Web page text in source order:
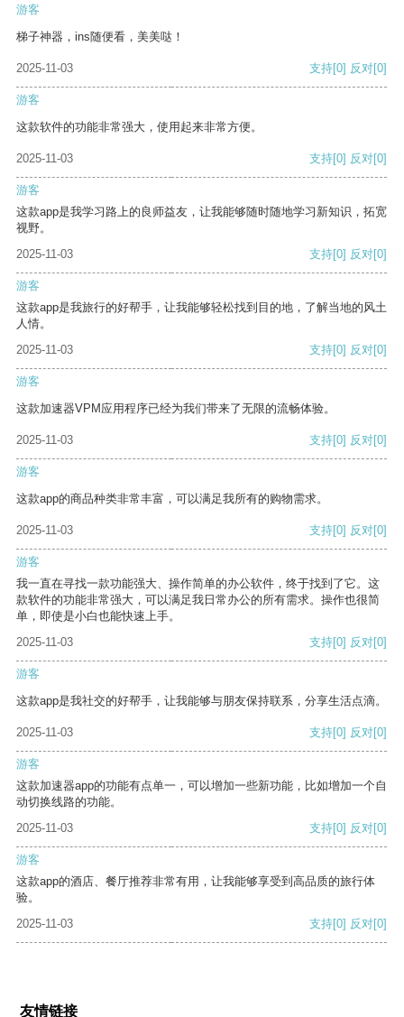
游客
梯子神器，ins随便看，美美哒！
2025-11-03 支持[0] 反对[0]
游客
这款软件的功能非常强大，使用起来非常方便。
2025-11-03 支持[0] 反对[0]
游客
这款app是我学习路上的良师益友，让我能够随时随地学习新知识，拓宽
视野。
2025-11-03
支持[0] 反对[0]
游客
这款app是我旅行的好帮手，让我能够轻松找到目的地，了解当地的风土
人情。
2025-11-03
支持[0] 反对[0]
游客
这款加速器VPM应用程序已经为我们带来了无限的流畅体验。
2025-11-03 支持[0] 反对[0]
游客
这款app的商品种类非常丰富，可以满足我所有的购物需求。
2025-11-03 支持[0] 反对[0]
游客
我一直在寻找一款功能强大、操作简单的办公软件，终于找到了它。这
款软件的功能非常强大，可以满足我日常办公的所有需求。操作也很简
单，即使是小白也能快速上手。
2025-11-03
支持[0] 反对[0]
游客
这款app是我社交的好帮手，让我能够与朋友保持联系，分享生活点滴。
2025-11-03 支持[0] 反对[0]
游客
这款加速器app的功能有点单一，可以增加一些新功能，比如增加一个自
动切换线路的功能。
2025-11-03
支持[0] 反对[0]
游客
这款app的酒店、餐厅推荐非常有用，让我能够享受到高品质的旅行体
验。
2025-11-03
支持[0] 反对[0]
友情链接